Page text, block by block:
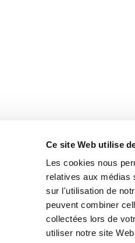
Ce site Web utilise
Les cookies nous
relatives aux médias
sur l'utilisation de
peuvent combiner
collectées lors de
utiliser notre site